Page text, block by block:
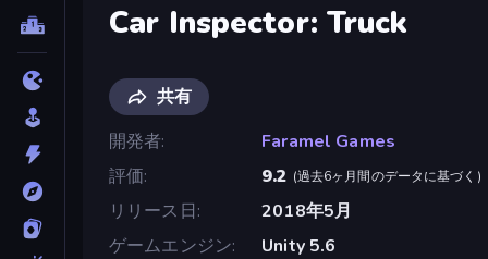
Car Inspector: Truck
共有
開発者
Faramel Games
評価
9.2 (過去6ヶ月間のデータに基づく )
リリース日
2018年5月
ゲームエンジン
Unity 5.6